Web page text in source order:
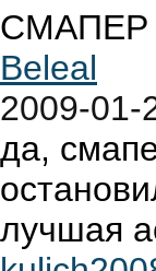
СМАПЕР
Beleal
2009-01-
да,
лучшая